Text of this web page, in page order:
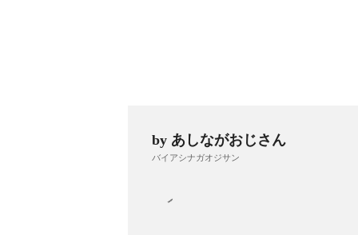
by あしながおじさん
バイアシナガオジサン